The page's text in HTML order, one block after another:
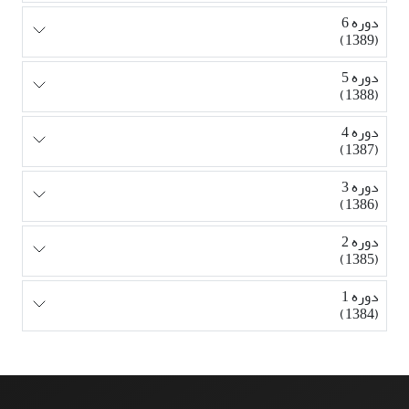
دوره 6
(1389)
دوره 5
(1388)
دوره 4
(1387)
دوره 3
(1386)
دوره 2
(1385)
دوره 1
(1384)